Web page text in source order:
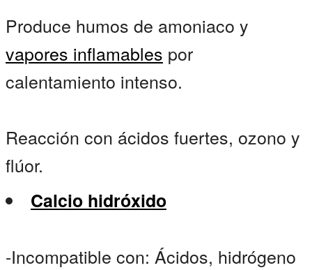
Produce humos de amoniaco y
vapores inflamables por
calentamiento intenso.
Reacción con ácidos fuertes, ozono y
flúor.
Calcio hidróxido
-Incompatible con: Ácidos, hidrógeno